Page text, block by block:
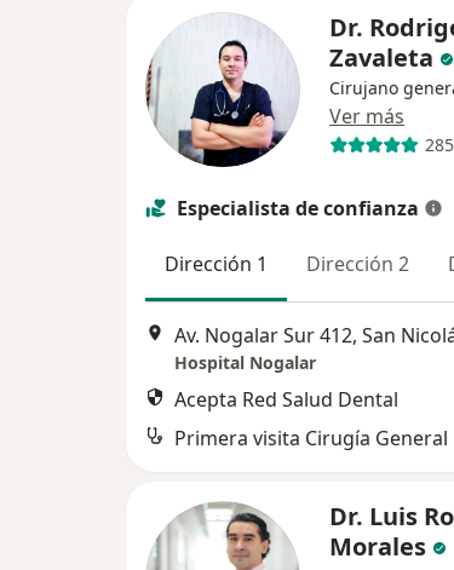
Dr.
Zavaleta
Cirujano
Ver más
Especialista de confianza
Dirección 1 Dirección 2
Hospital Nogalar
Acepta Red Salud Dental
Primera visita Cirugía General
Dr. Luis
Morales